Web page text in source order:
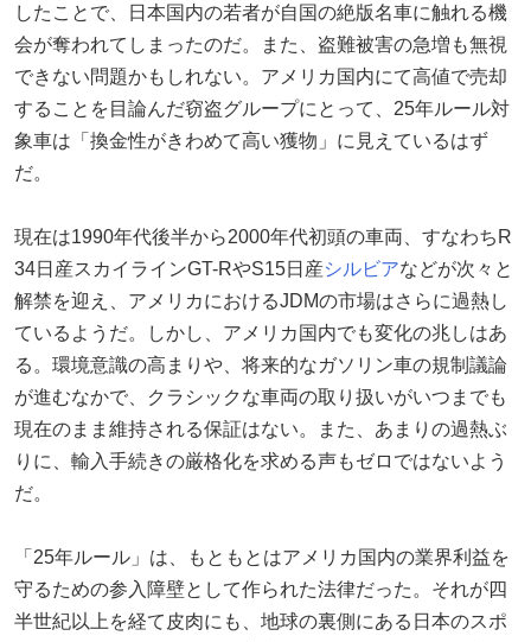
したことで、日本国内の若者が自国の絶版名車に触れる機
会が奪われてしまったのだ。また、盗難被害の急増も無視
できない問題かもしれない。アメリカ国内にて高値で売却
することを目論んだ窃盗グループにとって、25年ルール対
象車は「換金性がきわめて高い獲物」に見えているはず
だ。
現在は1990年代後半から2000年代初頭の車両、すなわちR
34日産スカイラインGT-RやS15日産シルビアなどが次々と
解禁を迎え、アメリカにおけるJDMの市場はさらに過熱し
ているようだ。しかし、アメリカ国内でも変化の兆しはあ
る。環境意識の高まりや、将来的なガソリン車の規制議論
が進むなかで、クラシックな車両の取り扱いがいつまでも
現在のまま維持される保証はない。また、あまりの過熱ぶ
りに、輸入手続きの厳格化を求める声もゼロではないよう
だ。
「25年ルール」は、もともとはアメリカ国内の業界利益を
守るための参入障壁として作られた法律だった。それが四
半世紀以上を経て皮肉にも、地球の裏側にある日本のスポ